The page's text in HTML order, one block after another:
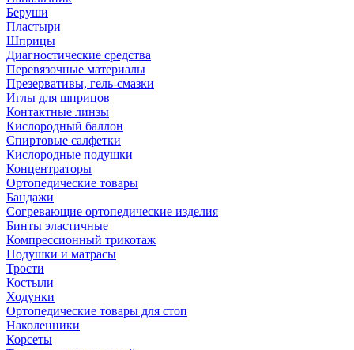
Беруши
Пластыри
Шприцы
Диагностические средства
Перевязочные материалы
Презервативы, гель-смазки
Иглы для шприцов
Контактные линзы
Кислородный баллон
Спиртовые салфетки
Кислородные подушки
Концентраторы
Ортопедические товары
Бандажи
Согревающие ортопедические изделия
Бинты эластичные
Компрессионный трикотаж
Подушки и матрасы
Трости
Костыли
Ходунки
Ортопедические товары для стоп
Наколенники
Корсеты